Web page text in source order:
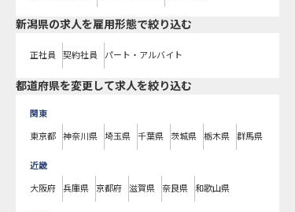
新潟県の求人を雇用形態で絞り込む
正社員 契約社員 パート・アルバイト
都道府県を変更して求人を絞り込む
関東
東京都 神奈川県 埼玉県 千葉県 茨城県 栃木県 群馬県
近畿
大阪府 兵庫県 京都府 滋賀県 奈良県 和歌山県